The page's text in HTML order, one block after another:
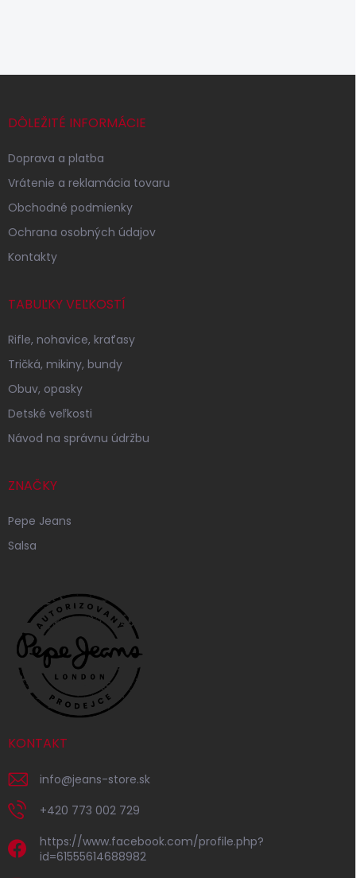
Z
p
ä
e
DÔLEŽITÉ INFORMÁCIE
Doprava a platba
Vrátenie a reklamácia tovaru
Obchodné podmienky
Ochrana osobných údajov
Kontakty
TABUĽKY VEĽKOSTÍ
Rifle, nohavice, kraťasy
Tričká, mikiny, bundy
Obuv, opasky
Detské veľkosti
Návod na správnu údržbu
ZNAČKY
Pepe Jeans
Salsa
KONTAKT
info@jeans-store.sk
+420 773 002 729
https://www.facebook.com/profile.php?
id=61555614688982